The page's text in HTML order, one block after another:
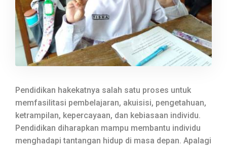
Pendidikan hakekatnya salah satu proses untuk
memfasilitasi pembelajaran, akuisisi, pengetahuan,
ketrampilan, kepercayaan, dan kebiasaan individu.
Pendidikan diharapkan mampu membantu individu
menghadapi tantangan hidup di masa depan. Apalagi